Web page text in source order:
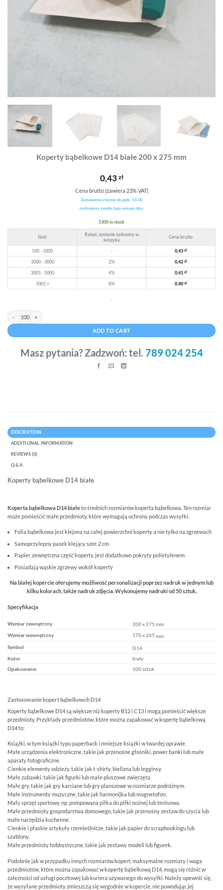
Koperty bąbelkowe D14 białe 200 x 275 mm
0,43 zł
Cena brutto (zawiera 23% VAT)
Zamówienia złożone do godz. 14.00
realizujemy zwykle tego samego dnia.
5300 in stock
Ilość
Rabat, zostanie naliczony w
koszyku
Cena brutto
100 - 1000 - 0,43 zł
1000 - 3000 2% 0,42 zł
3001 - 5000 4% 0,41 zł
5001 + 8% 0,40 zł
Koperty bąbelkowe D14 białe 200 x 275 mm quantity
ADD TO CART
Masz pytania? Zadzwoń: tel. 789 024 254
DESCRIPTION
ADDITIONAL INFORMATION
REVIEWS (0)
Q & A
Koperty bąbelkowe D14 białe
Koperta bąbelkowa D14 białeto średnich rozmiarów koperta bąbelkowa. Ten rozmiar
może pomieścić małe przedmioty, które wymagają ochrony podczas wysyłki.
Folia bąbelkowa jest klejona na całej powierzchni koperty a nie tylko na zgrzewach
Samoprzylepny pasek klejący szer. 2 cm
Papier, zewnętrzna część koperty, jest dodatkowo pokryty polietylenem
Posiadają wąskie zgrzewy wokół koperty
Na białej kopercie oferujemy możliwość personalizacji poprzez nadruk w jednym lub
kilku kolorach, także nadruk zdjęcia. Wykonujemy nadruki od 50 sztuk.
Specyfikacja
Wymiar zewnętrzny
200 x 275 mm
Wymiar wewnętrzny
170 x 265 mm
Symbol
D14
Kolor
biały
Opakowanie
100 sztuk
Zastosowanie kopert bąbelkowch D14
Koperty bąbelkowe D14 są większe niż koperty B12 i C13 i mogą pomieścić większe
przedmioty. Przykłady przedmiotów, które można zapakować w kopertę bąbelkową
D14 to:
Książki, w tym książki typu paperback i mniejsze książki w twardej oprawie.
Małe urządzenia elektroniczne, takie jak przenośne głośniki, power banki lub małe
aparaty fotograficzne.
Cienkie elementy odzieży, takie jak t-shirty, bielizna lub legginsy.
Małe zabawki, takie jak figurki lub małe pluszowe zwierzęta.
Małe gry, takie jak gry karciane lub gry planszowe w rozmiarze podróżnym.
Małe instrumenty muzyczne, takie jak harmonijka lub magnetofon.
Mały sprzęt sportowy, np. pompowana piłka do piłki nożnej lub tenisowa.
Małe przedmioty gospodarstwa domowego, takie jak przenośny zestaw do szycia lub
małe narzędzia kuchenne.
Cienkie i płaskie artykuły rzemieślnicze, takie jak papier do scrapbookingu lub
szablony.
Małe przedmioty hobbystyczne, takie jak zestawy modeli lub figurek.
Podobnie jak w przypadku innych rozmiarów kopert, maksymalne rozmiary i waga
przedmiotów, które można zapakować w kopertę bąbelkową D14, mogą się różnić w
zależności od usługi pocztowej lub kuriera używanego do wysyłki. Należy upewnić się,
że wysyłane przedmioty zmieszczą się wygodnie w kopercie, nie powodując jej